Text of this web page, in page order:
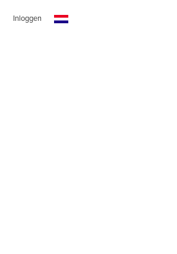
Inloggen